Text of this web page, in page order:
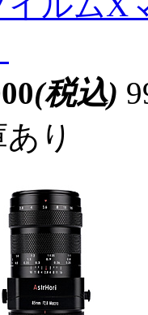
(税込)
り